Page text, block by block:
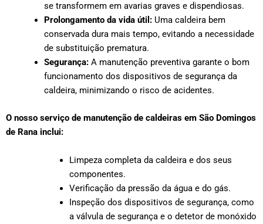
se transformem em avarias graves e dispendiosas.
Prolongamento da vida útil: Uma caldeira bem
conservada dura mais tempo, evitando a necessidade
de substituição prematura.
Segurança: A manutenção preventiva garante o bom
funcionamento dos dispositivos de segurança da
caldeira, minimizando o risco de acidentes.
O nosso serviço de manutenção de caldeiras em São Domingos
de Rana inclui:
Limpeza completa da caldeira e dos seus
componentes.
Verificação da pressão da água e do gás.
Inspeção dos dispositivos de segurança, como
a válvula de segurança e o detetor de monóxido